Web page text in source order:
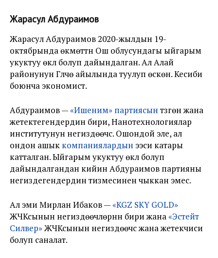
Жарасул Абдураимов
Жарасул Абдураимов 2020-жылдын 19-
октябрында өкмөттүн Ош облусундагы ыйгарым
укуктуу өкүлү болуп дайындалган. Ал Алай
районунун Гүлчө айылында туулуп өскөн. Кесиби
боюнча экономист.
Абдураимов —«Ишеним» партиясын түзгөн жана
жетектегендердин бири, Нанотехнологиялар
институтунун негиздөөчүсү. Ошондой эле, ал
ондон ашык компаниялардын ээси катары
катталган. Ыйгарым укуктуу өкүл болуп
дайындалгандан кийин Абдураимов партияны
негиздегендердин тизмесинен чыккан эмес.
Ал эми Мирлан Ибаков —«KGZ SKY GOLD»
ЖЧКсынын негиздөөчүлөрүнүн бири жана«Эстейт
Силвер»ЖЧКсынын негиздөөчүсү жана жетекчиси
болуп саналат.